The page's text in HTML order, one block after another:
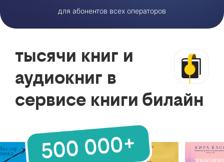
для абонентов всех операторов
тысячи книг и
аудиокниг в
сервисе книги билайн